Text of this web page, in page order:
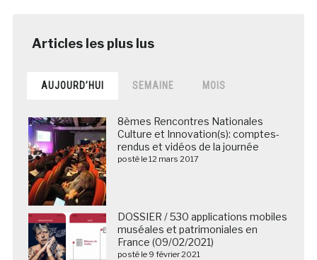
AUJOURD’HUI SEMAINE MOIS
8èmes Rencontres Nationales
Culture et Innovation(s): comptes-
rendus et vidéos de la journée
posté le 12 mars 2017
DOSSIER / 530 applications mobiles
muséales et patrimoniales en
France (09/02/2021)
posté le 9 février 2021